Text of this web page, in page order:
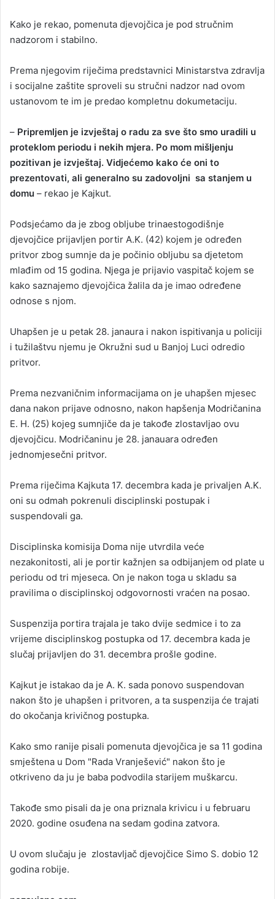
Kako je rekao, pomenuta djevojčica je pod stručnim
nadzorom i stabilno.
Prema njegovim riječima predstavnici Ministarstva zdravlja
i socijalne zaštite sproveli su stručni nadzor nad ovom
ustanovom te im je predao kompletnu dokumetaciju.
– Pripremljen je izvještaj o radu za sve što smo uradili u
proteklom periodu i nekih mjera. Po mom mišljenju
pozitivan je izvještaj. Vidjećemo kako će oni to
prezentovati, ali generalno su zadovoljni sa stanjem u
domu – rekao je Kajkut.
Podsjećamo da je zbog obljube trinaestogodišnje
djevojčice prijavljen portir A.K. (42) kojem je određen
pritvor zbog sumnje da je počinio obljubu sa djetetom
mlađim od 15 godina. Njega je prijavio vaspitač kojem se
kako saznajemo djevojčica žalila da je imao određene
odnose s njom.
Uhapšen je u petak 28. janaura i nakon ispitivanja u policiji
i tužilaštvu njemu je Okružni sud u Banjoj Luci odredio
pritvor.
Prema nezvaničnim informacijama on je uhapšen mjesec
dana nakon prijave odnosno, nakon hapšenja Modričanina
E. H. (25) kojeg sumnjiče da je takođe zlostavljao ovu
djevojčicu. Modričaninu je 28. janauara određen
jednomjesečni pritvor.
Prema riječima Kajkuta 17. decembra kada je privaljen A.K.
oni su odmah pokrenuli disciplinski postupak i
suspendovali ga.
Disciplinska komisija Doma nije utvrdila veće
nezakonitosti, ali je portir kažnjen sa odbijanjem od plate u
periodu od tri mjeseca. On je nakon toga u skladu sa
pravilima o disciplinskoj odgovornosti vraćen na posao.
Suspenzija portira trajala je tako dvije sedmice i to za
vrijeme disciplinskog postupka od 17. decembra kada je
slučaj prijavljen do 31. decembra prošle godine.
Kajkut je istakao da je A. K. sada ponovo suspendovan
nakon što je uhapšen i pritvoren, a ta suspenzija će trajati
do okočanja krivičnog postupka.
Kako smo ranije pisali pomenuta djevojčica je sa 11 godina
smještena u Dom "Rada Vranješević" nakon što je
otkriveno da ju je baba podvodila starijem muškarcu.
Takođe smo pisali da je ona priznala krivicu i u februaru
2020. godine osuđena na sedam godina zatvora.
U ovom slučaju je zlostavljač djevojčice Simo S. dobio 12
godina robije.